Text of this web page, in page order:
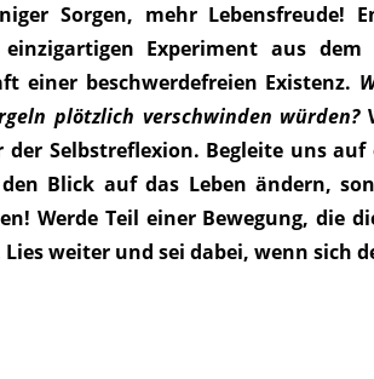
Sorgen, mehr Lebensfreude!
Experiment aus
einer beschwerdefreien Existenz.
plötzlich verschwinden würden?
Selbstreflexion. Begleite uns
Blick auf das Leben ändern,
Werde Teil einer Bewegung, die
weiter und sei dabei, wenn sich